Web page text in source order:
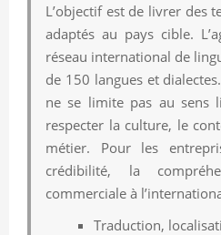
L’objectif est de livrer des
adaptés au pays cible.
réseau international de
de 150 langues et
ne se limite pas au sens
respecter la culture, le
métier. Pour les
crédibilité, la
commerciale à
Traduction,